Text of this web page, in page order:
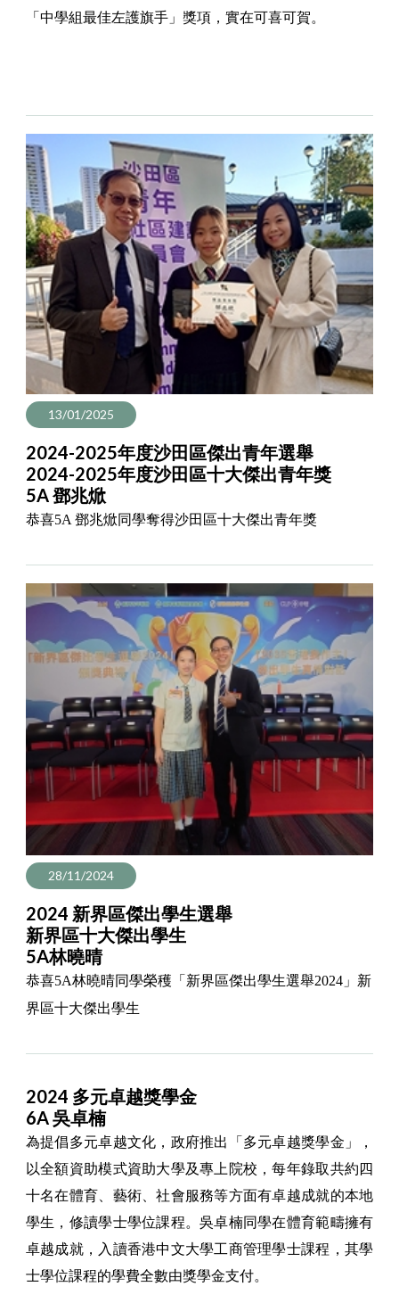
「中學組最佳左護旗手」獎項，實在可喜可賀。
13/01/2025
2024-2025年度沙田區傑出青年選舉
2024-2025年度沙田區十大傑出青年獎
5A 鄧兆焮
恭喜5A 鄧兆焮同學奪得沙田區十大傑出青年獎
28/11/2024
2024 新界區傑出學生選舉
新界區十大傑出學生
5A林曉晴
恭喜5A林曉晴同學榮穫「新界區傑出學生選舉2024」新
界區十大傑出學生
2024 多元卓越獎學金
6A 吳卓楠
為提倡多元卓越文化，政府推出「多元卓越獎學金」，
以全額資助模式資助大學及專上院校，每年錄取共約四
十名在體育、藝術、社會服務等方面有卓越成就的本地
學生，修讀學士學位課程。吳卓楠同學在體育範疇擁有
卓越成就，入讀香港中文大學工商管理學士課程，其學
士學位課程的學費全數由獎學金支付。